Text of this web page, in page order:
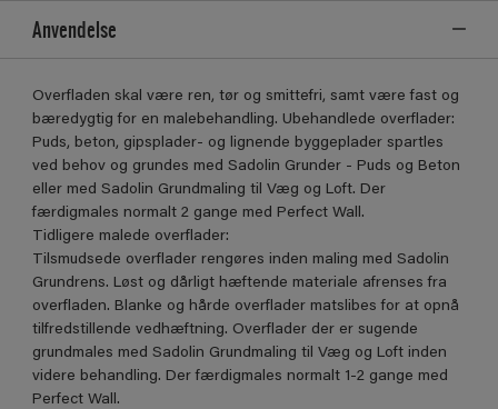
Anvendelse
Overfladen skal være ren, tør og smittefri, samt være fast og
bæredygtig for en malebehandling. Ubehandlede overflader:
Puds, beton, gipsplader- og lignende byggeplader spartles
ved behov og grundes med Sadolin Grunder - Puds og Beton
eller med Sadolin Grundmaling til Væg og Loft. Der
færdigmales normalt 2 gange med Perfect Wall.
Tidligere malede overflader:
Tilsmudsede overflader rengøres inden maling med Sadolin
Grundrens. Løst og dårligt hæftende materiale afrenses fra
overfladen. Blanke og hårde overflader matslibes for at opnå
tilfredstillende vedhæftning. Overflader der er sugende
grundmales med Sadolin Grundmaling til Væg og Loft inden
videre behandling. Der færdigmales normalt 1-2 gange med
Perfect Wall.